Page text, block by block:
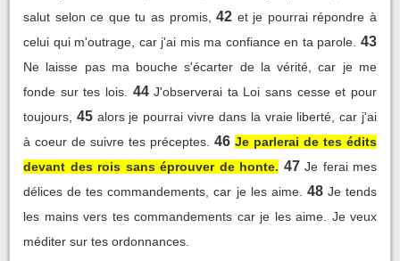
salut selon ce que tu as promis, 42 et je pourrai répondre à
celui qui m'outrage, car j'ai mis ma confiance en ta parole. 43
Ne laisse pas ma bouche s'écarter de la vérité, car je me
fonde sur tes lois.
44 J'observerai ta Loi sans cesse et pour
toujours, 45 alors je pourrai vivre dans la vraie liberté, car j'ai
à coeur de suivre tes préceptes. 46 Je parlerai de tes édits
devant des rois sans éprouver de honte. 47 Je ferai mes
délices de tes commandements, car je les aime. 48 Je tends
les mains vers tes commandements car je les aime. Je veux
méditer sur tes ordonnances.